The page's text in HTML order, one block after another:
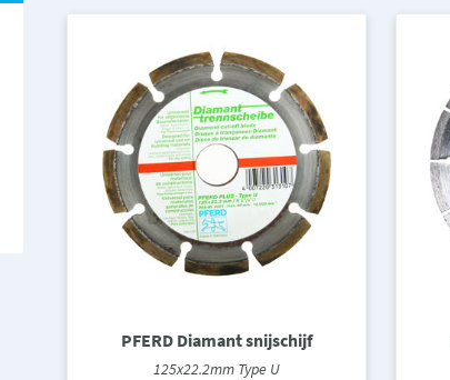
PFERD Diamant snijschijf
125x22.2mm Type U